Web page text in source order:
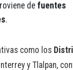
defuentes
.
como los
y Tlalpan,